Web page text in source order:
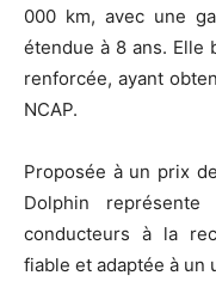
000 km, avec une
étendue à 8 ans. Elle
renforcée, ayant
NCAP.
Proposée à un prix
Dolphin
conducteurs à la
fiable et adaptée à un